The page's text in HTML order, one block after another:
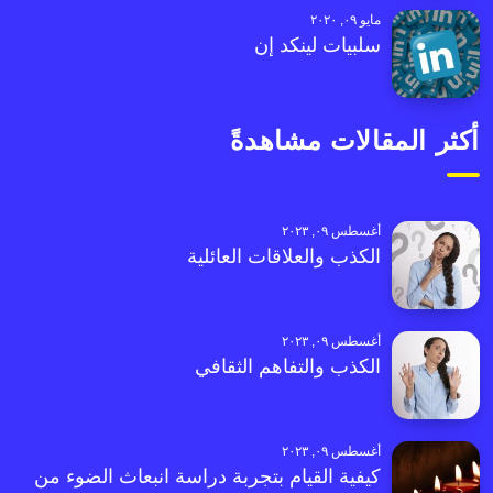
مايو ٠٩, ٢٠٢٠
سلبيات لينكد إن
أكثر المقالات مشاهدةً
أغسطس ٠٩, ٢٠٢٣
الكذب والعلاقات العائلية
أغسطس ٠٩, ٢٠٢٣
الكذب والتفاهم الثقافي
أغسطس ٠٩, ٢٠٢٣
كيفية القيام بتجربة دراسة انبعاث الضوء من